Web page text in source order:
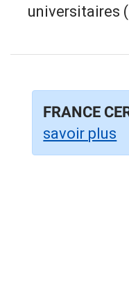
universitaires
FRANCE
savoir plus